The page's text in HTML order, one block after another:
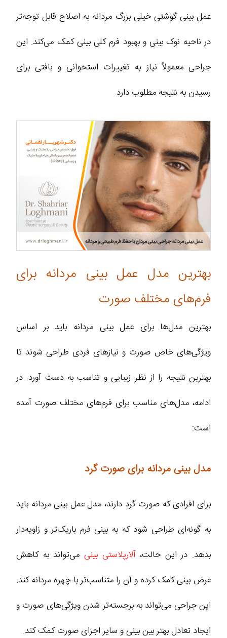
عمل بینی گوشتی خیلی بزرگ مردانه به اصلاح قابل توجه‌تر
در ناحیه نوک بینی و بهبود فرم کلی بینی کمک می‌کند. این
جراحی معمولاً نیاز به تغییرات استخوانی و بافتی برای
رسیدن به نتیجه مطلوب دارد.
بهترین مدل عمل بینی مردانه برای
فرم‌های مختلف صورت
بهترین مدل‌ها برای عمل بینی مردانه باید بر اساس
ویژگی‌های خاص صورت و نیازهای فردی طراحی شوند تا
بهترین نتیجه را از نظر زیبایی و تناسب به دست آورد. در
ادامه، مدل‌های مناسب برای فرم‌های مختلف صورت آمده
است:
مدل بینی مردانه برای صورت گرد
برای افرادی که صورت گرد دارند، مدل عمل بینی مردانه باید
به‌ گونه‌ای طراحی شود که به بینی فرم باریک‌تر و زاویه‌دار
بدهد. در این حالت،آلارپلاستی بینی می‌تواند به کاهش
عرض بینی کمک کرده و آن را متناسب‌تر با چهره مردانه کند.
این جراحی می‌تواند به برجسته‌تر شدن ویژگی‌های صورت و
ایجاد تعادل بهتر بین بینی و سایر اجزای صورت کمک کند.